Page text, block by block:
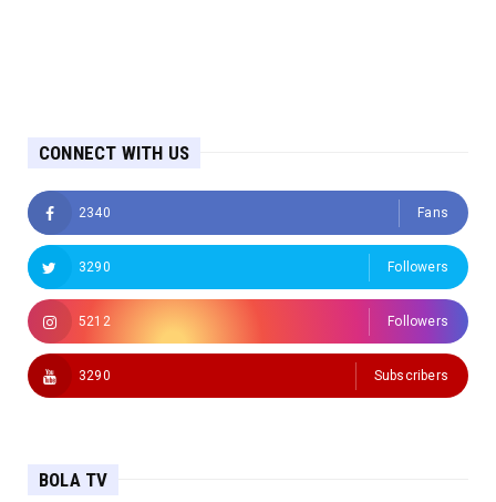
CONNECT WITH US
2340 Fans
3290 Followers
5212 Followers
3290 Subscribers
BOLA TV